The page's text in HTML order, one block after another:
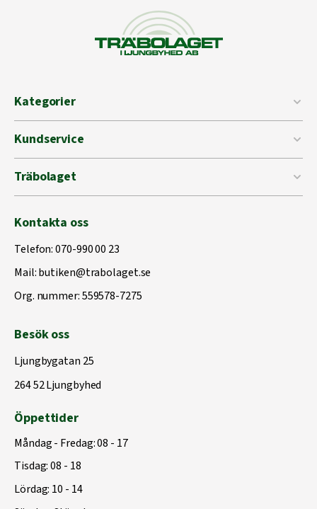
Kategorier
Kundservice
Träbolaget
Kontakta oss
Telefon:070-990 00 23
Mail:butiken@trabolaget.se
Org. nummer: 559578-7275
Besök oss
Ljungbygatan 25
264 52 Ljungbyhed
Öppettider
Måndag - Fredag: 08 - 17
Tisdag: 08 - 18
Lördag: 10 - 14